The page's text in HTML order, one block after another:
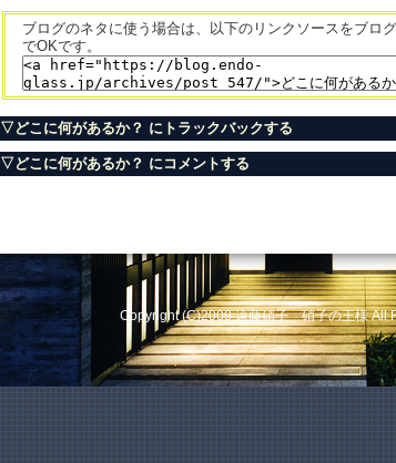
ブログのネタに使う場合は、以下のリンクソースをブロ
でOKです。
▽どこに何があるか？ にトラックバックする
▽どこに何があるか？ にコメントする
Copyright (C)2009遠藤硝子 硝子の王様All